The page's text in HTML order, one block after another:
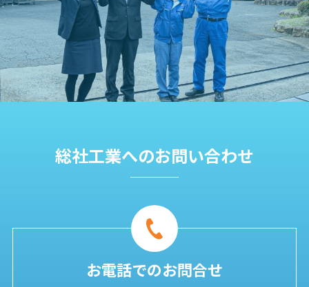
総社工業へのお問い合わせ
お電話でのお問合せ